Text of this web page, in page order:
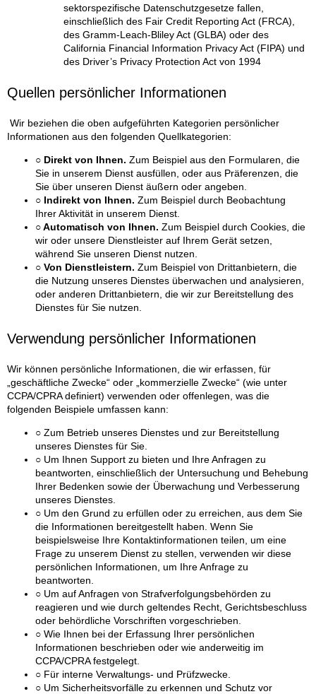
sektorspezifische Datenschutzgesetze fallen,
einschließlich des Fair Credit Reporting Act (FRCA),
des Gramm-Leach-Bliley Act (GLBA) oder des
California Financial Information Privacy Act (FIPA) und
des Driver’s Privacy Protection Act von 1994
Quellen persönlicher Informationen
Wir beziehen die oben aufgeführten Kategorien persönlicher
Informationen aus den folgenden Quellkategorien:
○ Direkt von Ihnen. Zum Beispiel aus den Formularen, die
Sie in unserem Dienst ausfüllen, oder aus Präferenzen, die
Sie über unseren Dienst äußern oder angeben.
○ Indirekt von Ihnen. Zum Beispiel durch Beobachtung
Ihrer Aktivität in unserem Dienst.
○ Automatisch von Ihnen. Zum Beispiel durch Cookies, die
wir oder unsere Dienstleister auf Ihrem Gerät setzen,
während Sie unseren Dienst nutzen.
○ Von Dienstleistern. Zum Beispiel von Drittanbietern, die
die Nutzung unseres Dienstes überwachen und analysieren,
oder anderen Drittanbietern, die wir zur Bereitstellung des
Dienstes für Sie nutzen.
Verwendung persönlicher Informationen
Wir können persönliche Informationen, die wir erfassen, für
„geschäftliche Zwecke“ oder „kommerzielle Zwecke“ (wie unter
CCPA/CPRA definiert) verwenden oder offenlegen, was die
folgenden Beispiele umfassen kann:
○ Zum Betrieb unseres Dienstes und zur Bereitstellung
unseres Dienstes für Sie.
○ Um Ihnen Support zu bieten und Ihre Anfragen zu
beantworten, einschließlich der Untersuchung und Behebung
Ihrer Bedenken sowie der Überwachung und Verbesserung
unseres Dienstes.
○ Um den Grund zu erfüllen oder zu erreichen, aus dem Sie
die Informationen bereitgestellt haben. Wenn Sie
beispielsweise Ihre Kontaktinformationen teilen, um eine
Frage zu unserem Dienst zu stellen, verwenden wir diese
persönlichen Informationen, um Ihre Anfrage zu
beantworten.
○ Um auf Anfragen von Strafverfolgungsbehörden zu
reagieren und wie durch geltendes Recht, Gerichtsbeschluss
oder behördliche Vorschriften vorgeschrieben.
○ Wie Ihnen bei der Erfassung Ihrer persönlichen
Informationen beschrieben oder wie anderweitig im
CCPA/CPRA festgelegt.
○ Für interne Verwaltungs- und Prüfzwecke.
○ Um Sicherheitsvorfälle zu erkennen und Schutz vor